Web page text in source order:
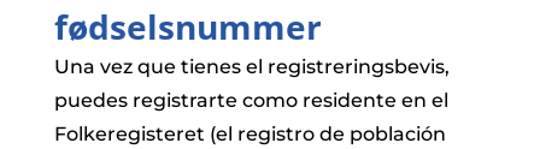
fødselsnummer
Una vez que tienes el registreringsbevis,
puedes registrarte como residente en el
Folkeregisteret (el registro de población